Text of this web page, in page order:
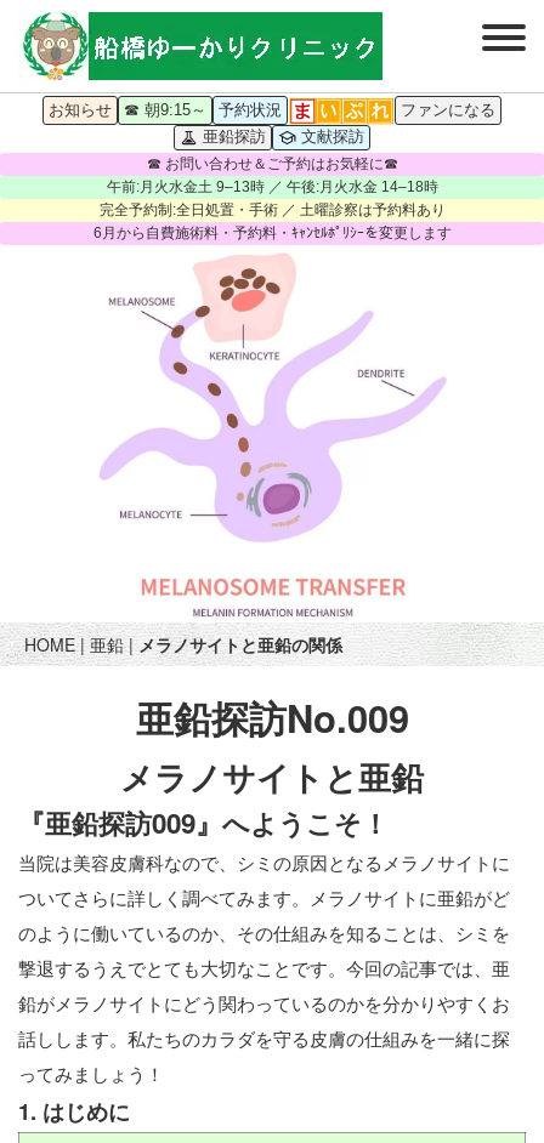
お知らせ ☎ 朝9:15～ 予約状況
ファンになる
亜鉛探訪
文献探訪
☎ お問い合わせ＆ご予約はお気軽に☎
午前:月火水金土 9–13時 ／ 午後:月火水金 14–18時
完全予約制:全日処置・手術 ／ 土曜診察は予約料あり
6月から自費施術料・予約料・ｷｬﾝｾﾙﾎﾟﾘｼｰを変更します
HOME|亜鉛|メラノサイトと亜鉛の関係
亜鉛探訪No.009
メラノサイトと亜鉛
『亜鉛探訪009』へようこそ！
当院は美容皮膚科なので、シミの原因となるメラノサイトに
ついてさらに詳しく調べてみます。メラノサイトに亜鉛がど
のように働いているのか、その仕組みを知ることは、シミを
撃退するうえでとても大切なことです。今回の記事では、亜
鉛がメラノサイトにどう関わっているのかを分かりやすくお
話しします。私たちのカラダを守る皮膚の仕組みを一緒に探
ってみましょう！
1. はじめに